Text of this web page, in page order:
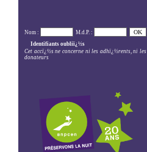
Nom :
M.d.P. :
Identifiants oubliï¿½s
Cet accï¿½s ne concerne ni les adhï¿½rents, ni les
donateurs